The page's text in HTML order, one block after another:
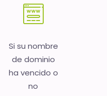
Si su nombre
de dominio
ha vencido o
no